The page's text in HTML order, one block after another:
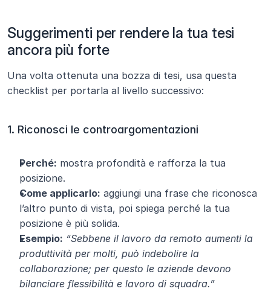
Suggerimenti per rendere la tua tesi
ancora più forte
Una volta ottenuta una bozza di tesi, usa questa
checklist per portarla al livello successivo:
1. Riconosci le controargomentazioni
Perché: mostra profondità e rafforza la tua
posizione.
Come applicarlo: aggiungi una frase che riconosca
l’altro punto di vista, poi spiega perché la tua
posizione è più solida.
Esempio: “Sebbene il lavoro da remoto aumenti la
produttività per molti, può indebolire la
collaborazione; per questo le aziende devono
bilanciare flessibilità e lavoro di squadra.”